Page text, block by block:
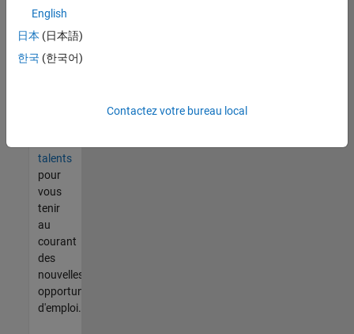
d'offre
corresponde
à vos
talents
pour
vous
tenir
au
courant
des
nouvelles
opportunités
d'emploi.
English
日本 (日本語)
한국 (한국어)
Contactez votre bureau local